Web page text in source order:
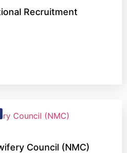
Recruitment
Council (NMC)